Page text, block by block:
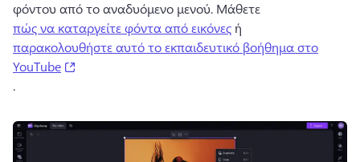
φόντου από το αναδυόμενο μενού. Μάθετε
πώς να καταργείτε φόντα από εικόνες ή
παρακολουθήστε αυτό το εκπαιδευτικό βοήθημα στο
YouTube
.